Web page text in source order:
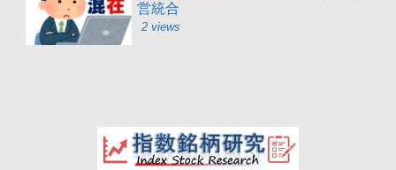
営統合
2 views